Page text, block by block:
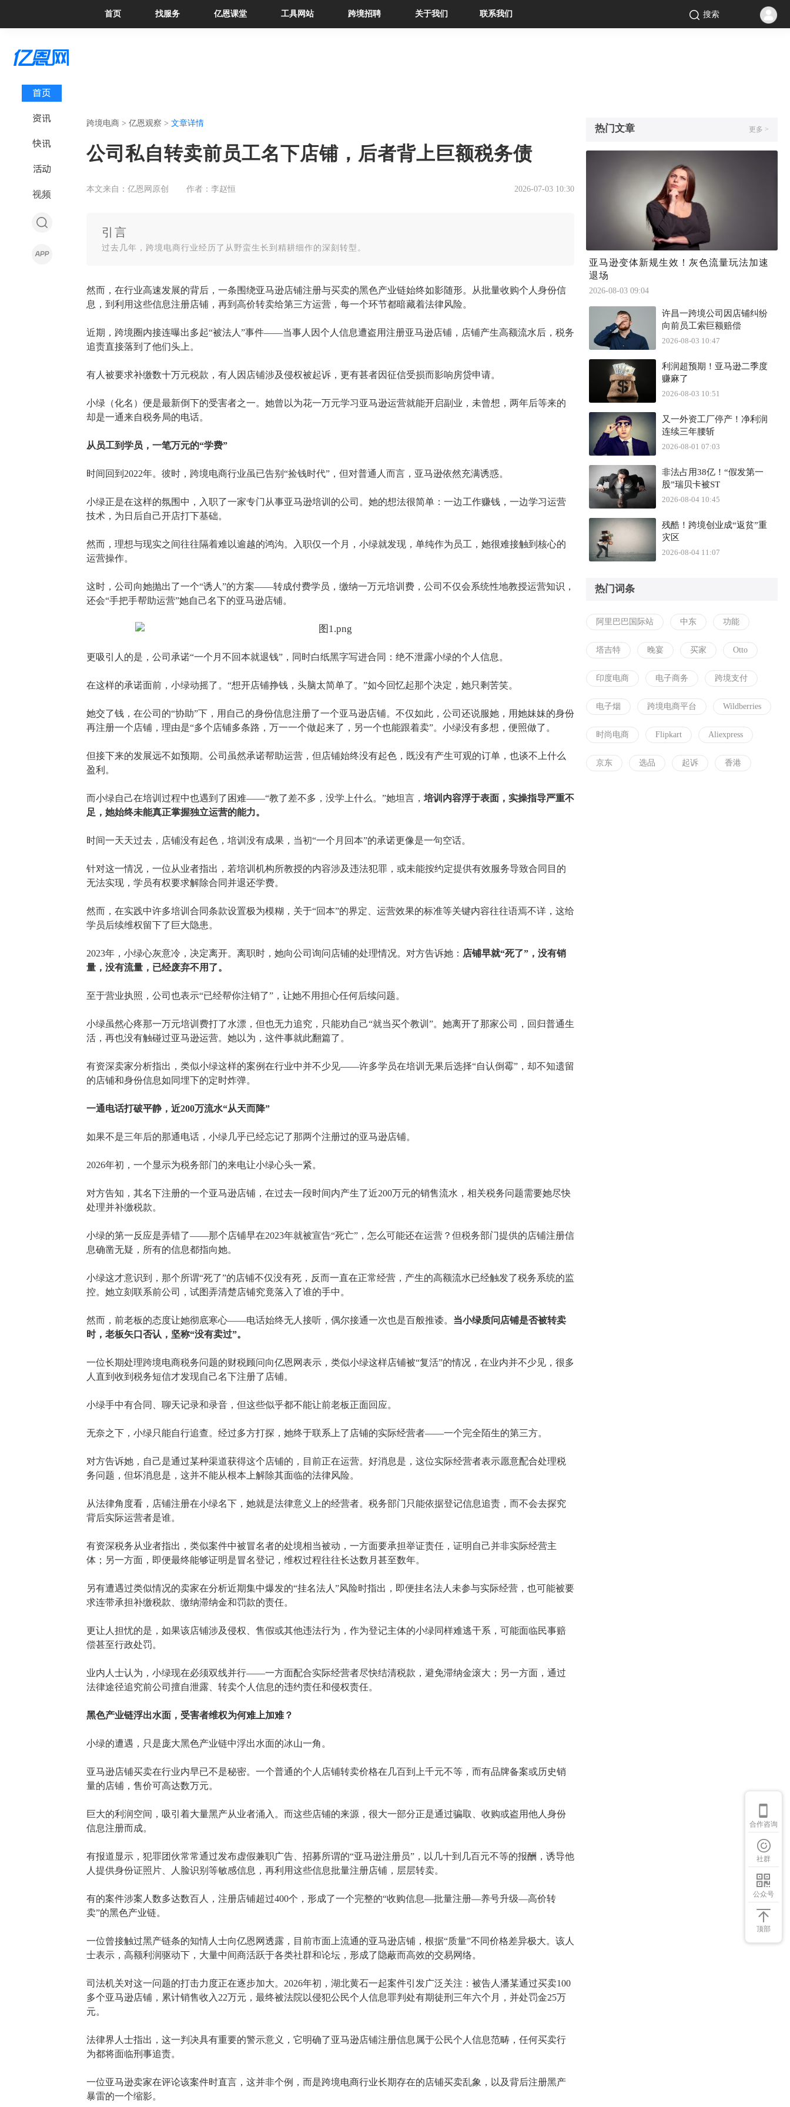
首页 找服务 亿恩课堂 工具网站 跨境招聘 关于我们 联系我们 搜索
首页
资讯
快讯
活动
视频
跨境电商 > 亿恩观察 > 文章详情
公司私自转卖前员工名下店铺，后者背上巨额税务债
本文来自：亿恩网原创 作者：李赵恒 2026-07-03 10:30
引言
过去几年，跨境电商行业经历了从野蛮生长到精耕细作的深刻转型。
然而，在行业高速发展的背后，一条围绕亚马逊店铺注册与买卖的黑色产业链始终如影随形。从批量收购个人身份信
息，到利用这些信息注册店铺，再到高价转卖给第三方运营，每一个环节都暗藏着法律风险。
近期，跨境圈内接连曝出多起“被法人”事件——当事人因个人信息遭盗用注册亚马逊店铺，店铺产生高额流水后，税务
追责直接落到了他们头上。
有人被要求补缴数十万元税款，有人因店铺涉及侵权被起诉，更有甚者因征信受损而影响房贷申请。
小绿（化名）便是最新倒下的受害者之一。她曾以为花一万元学习亚马逊运营就能开启副业，未曾想，两年后等来的
却是一通来自税务局的电话。
从员工到学员，一笔万元的“学费”
时间回到 2022年。彼时，跨境电商行业虽已告别“捡钱时代”，但对普通人而言，亚马逊依然充满诱惑。
小绿正是在这样的氛围中，入职了一家专门从事亚马逊培训的公司。她的想法很简单：一边工作赚钱，一边学习运营
技术，为日后自己开店打下基础。
然而，理想与现实之间往往隔着难以逾越的鸿沟。入职仅一个月，小绿就发现，单纯作为员工，她很难接触到核心的
运营操作。
这时，公司向她抛出了一个“诱人”的方案——转成付费学员，缴纳一万元培训费，公司不仅会系统性地教授运营知识，
还会“手把手帮助运营”她自己名下的亚马逊店铺。
更吸引人的是，公司承诺“一个月不回本就退钱”，同时白纸黑字写进合同：绝不泄露小绿的个人信息。
在这样的承诺面前，小绿动摇了。 “想开店铺挣钱，头脑太简单了。”如今回忆起那个决定，她只剩苦笑。
她交了钱，在公司的“协助”下，用自己的身份信息注册了一个亚马逊店铺。不仅如此，公司还说服她，用她妹妹的身份
再注册一个店铺，理由是“多个店铺多条路，万一一个做起来了，另一个也能跟着卖”。小绿没有多想，便照做了。
但接下来的发展远不如预期。公司虽然承诺帮助运营，但店铺始终没有起色，既没有产生可观的订单，也谈不上什么
盈利。
而小绿自己在培训过程中也遇到了困难——“教了差不多，没学上什么。”她坦言， 培训内容浮于表面，实操指导严重不
足，她始终未能真正掌握独立运营的能力。
时间一天天过去，店铺没有起色，培训没有成果，当初“一个月回本”的承诺更像是一句空话。
针对这一情况，一位从业者指出，若培训机构所教授的内容涉及违法犯罪，或未能按约定提供有效服务导致合同目的
无法实现，学员有权要求解除合同并退还学费。
然而，在实践中许多培训合同条款设置极为模糊，关于“回本”的界定、运营效果的标准等关键内容往往语焉不详，这给
学员后续维权留下了巨大隐患。
2023年，小绿心灰意冷，决定离开。离职时，她向公司询问店铺的处理情况。对方告诉她： 店铺早就“死了”，没有销
量，没有流量，已经废弃不用了。
至于营业执照，公司也表示“已经帮你注销了”，让她不用担心任何后续问题。
小绿虽然心疼那一万元培训费打了水漂，但也无力追究，只能劝自己“就当买个教训”。她离开了那家公司，回归普通生
活，再也没有触碰过亚马逊运营。她以为，这件事就此翻篇了。
有资深卖家分析指出，类似小绿这样的案例在行业中并不少见——许多学员在培训无果后选择“自认倒霉”，却不知遗留
的店铺和身份信息如同埋下的定时炸弹。
一通电话打破平静，近200万流水“从天而降”
如果不是三年后的那通电话，小绿几乎已经忘记了那两个注册过的亚马逊店铺。
2026年初，一个显示为税务部门的来电让小绿心头一紧。
对方告知，其名下注册的一个亚马逊店铺，在过去一段时间内产生了近200万元的销售流水，相关税务问题需要她尽快
处理并补缴税款。
小绿的第一反应是弄错了——那个店铺早在2023年就被宣告“死亡”，怎么可能还在运营？但税务部门提供的店铺注册信
息确凿无疑，所有的信息都指向她。
小绿这才意识到，那个所谓“死了”的店铺不仅没有死，反而一直在正常经营，产生的高额流水已经触发了税务系统的监
控。她立刻联系前公司，试图弄清楚店铺究竟落入了谁的手中。
然而，前老板的态度让她彻底寒心——电话始终无人接听，偶尔接通一次也是百般推诿。 当小绿质问店铺是否被转卖
时，老板矢口否认，坚称“没有卖过”。
一位长期处理跨境电商税务问题的财税顾问向亿恩网表示，类似小绿这样店铺被“复活”的情况，在业内并不少见，很多
人直到收到税务短信才发现自己名下注册了店铺。
小绿手中有合同、聊天记录和录音，但这些似乎都不能让前老板正面回应。
无奈之下，小绿只能自行追查。经过多方打探，她终于联系上了店铺的实际经营者——一个完全陌生的第三方。
对方告诉她，自己是通过某种渠道获得这个店铺的，目前正在运营。好消息是，这位实际经营者表示愿意配合处理税
务问题，但坏消息是，这并不能从根本上解除其面临的法律风险。
从法律角度看，店铺注册在小绿名下，她就是法律意义上的经营者。税务部门只能依据登记信息追责，而不会去探究
背后实际运营者是谁。
有资深税务从业者指出，类似案件中被冒名者的处境相当被动，一方面要承担举证责任，证明自己并非实际经营主
体；另一方面，即便最终能够证明是冒名登记，维权过程往往长达数月甚至数年。
另有遭遇过类似情况的卖家在分析近期集中爆发的“挂名法人”风险时指出，即便挂名法人未参与实际经营，也可能被要
求连带承担补缴税款、缴纳滞纳金和罚款的责任。
更让人担忧的是，如果该店铺涉及侵权、售假或其他违法行为，作为登记主体的小绿同样难逃干系，可能面临民事赔
偿甚至行政处罚。
业内人士认为，小绿现在必须双线并行——一方面配合实际经营者尽快结清税款，避免滞纳金滚大；另一方面，通过
法律途径追究前公司擅自泄露、转卖个人信息的违约责任和侵权责任。
黑色产业链浮出水面，受害者维权为何难上加难？
小绿的遭遇，只是庞大黑色产业链中浮出水面的冰山一角。
亚马逊店铺买卖在行业内早已不是秘密。一个普通的个人店铺转卖价格在几百到上千元不等，而有品牌备案或历史销
量的店铺，售价可高达数万元。
巨大的利润空间，吸引着大量黑产从业者涌入。而这些店铺的来源，很大一部分正是通过骗取、收购或盗用他人身份
信息注册而成。
有报道显示，犯罪团伙常常通过发布虚假兼职广告、招募所谓的“亚马逊注册员”，以几十到几百元不等的报酬，诱导他
人提供身份证照片、人脸识别等敏感信息，再利用这些信息批量注册店铺，层层转卖。
有的案件涉案人数多达数百人，注册店铺超过400个，形成了一个完整的“收购信息—批量注册—养号升级—高价转
卖”的黑色产业链。
一位曾接触过黑产链条的知情人士向亿恩网透露，目前市面上流通的亚马逊店铺，根据“质量”不同价格差异极大。该人
士表示，高额利润驱动下，大量中间商活跃于各类社群和论坛，形成了隐蔽而高效的交易网络。
司法机关对这一问题的打击力度正在逐步加大。 2026年初，湖北黄石一起案件引发广泛关注：被告人潘某通过买卖100
多个亚马逊店铺，累计销售收入22万元，最终被法院以侵犯公民个人信息罪判处有期徒刑三年六个月，并处罚金25万
元。
法律界人士指出，这一判决具有重要的警示意义，它明确了亚马逊店铺注册信息属于公民个人信息范畴，任何买卖行
为都将面临刑事追责。
一位亚马逊卖家在评论该案件时直言，这并非个例，而是跨境电商行业长期存在的店铺买卖乱象，以及背后注册黑产
暴雷的一个缩影。
热门文章 更多 >
亚马逊变体新规生效！灰色流量玩法加速
退场
2026-08-03 09:04
许昌一跨境公司因店铺纠纷
向前员工索巨额赔偿
2026-08-03 10:47
利润超预期！亚马逊二季度
赚麻了
2026-08-03 10:51
又一外资工厂停产！净利润
连续三年腰斩
2026-08-01 07:03
非法占用38亿！“假发第一
股”瑞贝卡被ST
2026-08-04 10:45
残酷！跨境创业成“返贫”重
灾区
2026-08-04 11:07
热门词条
阿里巴巴国际站 中东 功能
塔吉特 晚宴 买家 Otto
印度电商 电子商务 跨境支付
电子烟 跨境电商平台 Wildberries
时尚电商 Flipkart Aliexpress
京东 选品 起诉 香港
合作咨询
社群
公众号
顶部